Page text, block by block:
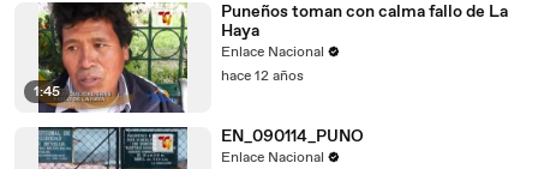
1:45
Puneños toman con calma fallo de La
Haya
Enlace Nacional
hace 12 años
EN_090114_PUNO
Enlace Nacional